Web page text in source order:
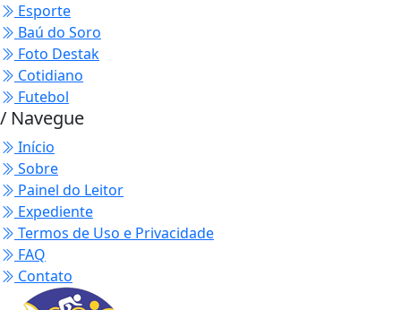
Esporte
Baú do Soro
Foto Destak
Cotidiano
Futebol
/ Navegue
Início
Sobre
Painel do Leitor
Expediente
Termos de Uso e Privacidade
FAQ
Contato